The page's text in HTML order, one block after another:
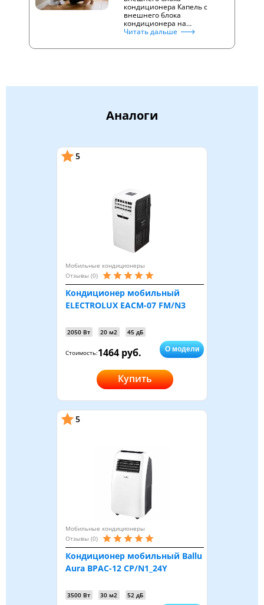
кондиционера Капель с
внешнего блока
кондиционера на…
Читать дальше
Аналоги
5
Мобильные кондиционеры
Отзывы (0)
Кондиционер мобильный
ELECTROLUX EACM-07 FM/N3
2050 Вт 20 м2 45 дБ
Стоимость:1464 руб. О модели
Купить
5
Мобильные кондиционеры
Отзывы (0)
Кондиционер мобильный Ballu
Aura BPAC-12 CP/N1_24Y
3500 Вт 30 м2 52 дБ